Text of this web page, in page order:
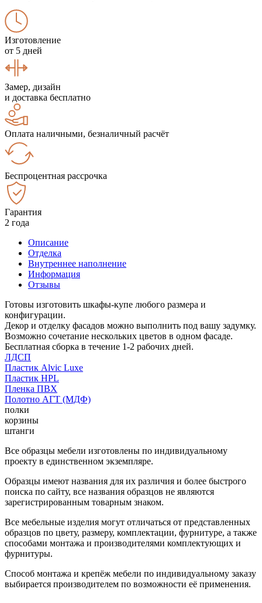
Изготовление
от 5 дней
Замер, дизайн
и доставка бесплатно
Оплата наличными, безналичный расчёт
Беспроцентная рассрочка
Гарантия
2 года
Описание
Отделка
Внутреннее наполнение
Информация
Отзывы
Готовы изготовить шкафы-купе любого размера и
конфигурации.
Декор и отделку фасадов можно выполнить под вашу задумку.
Возможно сочетание нескольких цветов в одном фасаде.
Бесплатная сборка в течение 1-2 рабочих дней.
ЛДСП
Пластик Alvic Luxe
Пластик HPL
Пленка ПВХ
Полотно АГТ (МДФ)
полки
корзины
штанги
Все образцы мебели изготовлены по индивидуальному
проекту в единственном экземпляре.
Образцы имеют названия для их различия и более быстрого
поиска по сайту, все названия образцов не являются
зарегистрированным товарным знаком.
Все мебельные изделия могут отличаться от представленных
образцов по цвету, размеру, комплектации, фурнитуре, а также
способами монтажа и производителями комплектующих и
фурнитуры.
Способ монтажа и крепёж мебели по индивидуальному заказу
выбирается производителем по возможности её применения.